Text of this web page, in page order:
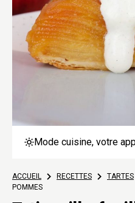
Mode cuisine, votre
ACCUEIL > RECETTES > TARTES
POMMES